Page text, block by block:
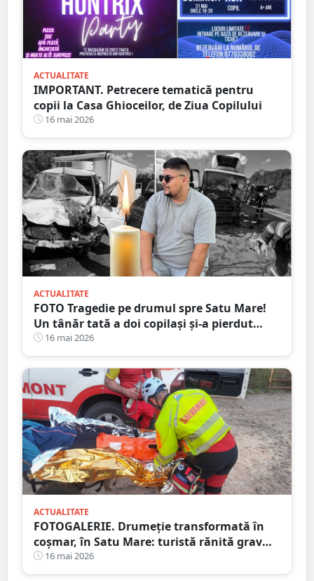
ACTUALITATE
IMPORTANT. Petrecere tematică pentru
copii la Casa Ghioceilor, de Ziua Copilului
16 mai 2026
ACTUALITATE
FOTO Tragedie pe drumul spre Satu Mare!
Un tânăr tată a doi copilași și-a pierdut
viața într-un accident cumplit
16 mai 2026
ACTUALITATE
FOTOGALERIE. Drumeție transformată în
coșmar, în Satu Mare: turistă rănită grav
după ce a alergat pe un traseu acoperit cu
frunze
16 mai 2026